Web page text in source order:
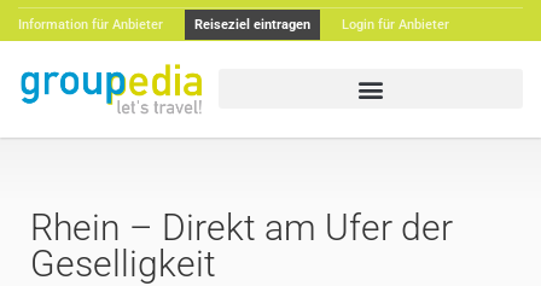
Information für Anbieter Reiseziel eintragen Login für Anbieter
Rhein – Direkt am Ufer der
Geselligkeit